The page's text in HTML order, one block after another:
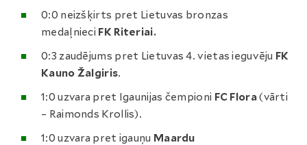
0:0 neizšķirts pret Lietuvas bronzas
medaļnieci FK Riteriai.
0:3 zaudējums pret Lietuvas 4. vietas ieguvēju FK
Kauno Žalgiris.
1:0 uzvara pret Igaunijas čempioni FC Flora(vārti
– Raimonds Krollis).
1:0 uzvara pret igauņu Maardu